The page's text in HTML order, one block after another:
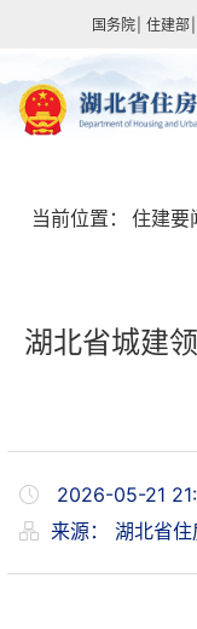
国务院 住建部
当前位置： 住建要
湖北省城建
2026-05-21
来源： 湖北省